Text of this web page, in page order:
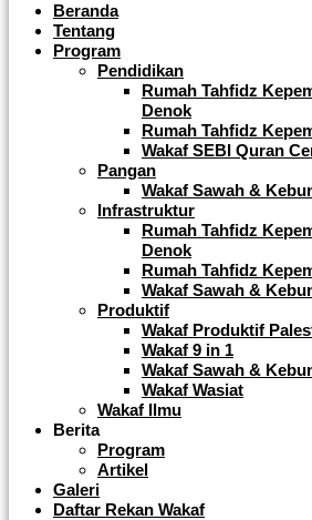
Beranda
Tentang
Program
Pendidikan
Rumah Tahfidz
Denok
Rumah Tahfidz
Wakaf SEBI Quran
Pangan
Wakaf Sawah &
Infrastruktur
Rumah Tahfidz
Denok
Rumah Tahfidz
Wakaf Sawah &
Produktif
Wakaf Produktif
Wakaf 9 in 1
Wakaf Sawah &
Wakaf Wasiat
Wakaf Ilmu
Berita
Program
Artikel
Galeri
Daftar Rekan Wakaf